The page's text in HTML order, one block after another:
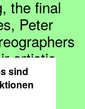
the final
Peter
artistic
Website.
sind